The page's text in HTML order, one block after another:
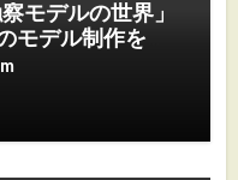
モデルの世界」
モデル制作を体
した。